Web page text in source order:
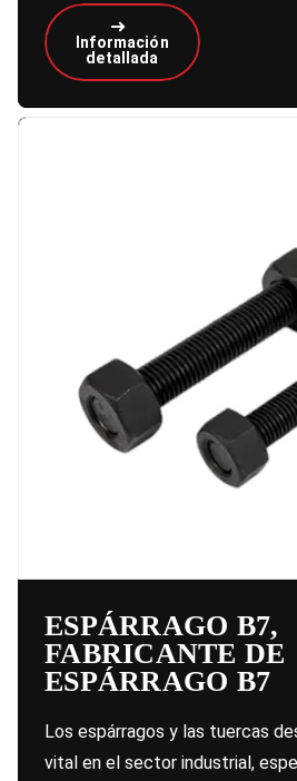
Información
detallada
ESPÁRRAGO B7,
FABRICANTE DE
ESPÁRRAGO B7
Los espárragos y las tuercas
vital en el sector industrial,